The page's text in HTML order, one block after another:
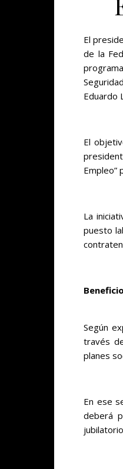
El
de la
Eduardo
El
Empleo”
La
puesto
Según
través
planes
En ese
deberá